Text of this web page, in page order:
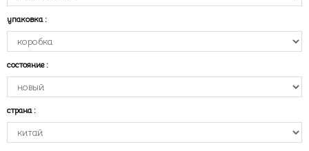
упаковка :
состояние :
страна :